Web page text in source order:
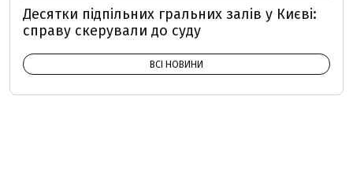
Десятки підпільних гральних залів у Києві:
справу скерували до суду
ВСІ НОВИНИ